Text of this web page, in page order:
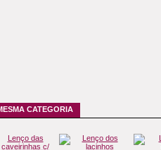
CATEGORIA